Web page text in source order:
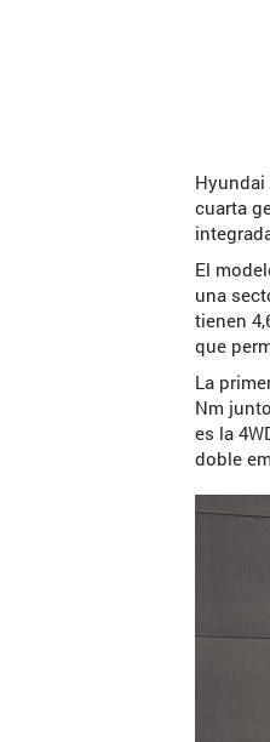
cuarta
El
una
tienen
que
La
Nm
es la
doble